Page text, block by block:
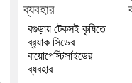
বগুড়ায় টেকসই কৃষিতে
ব্র‍্যাক সিডের
বায়োপেস্টিসাইডের
ব্যবহার